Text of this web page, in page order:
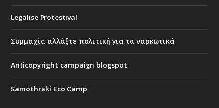
Legalise Protestival
Συμμαχία αλλάξτε πολιτική για τα ναρκωτικά
Anticopyright campaign blogspot
Samothraki Eco Camp